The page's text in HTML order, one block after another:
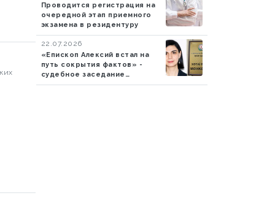
Проводится регистрация на
очередной этап приемного
экзамена в резидентуру
22.07.2026
«Епископ Алексий встал на
путь сокрытия фактов» -
судебное заседание
продолжается